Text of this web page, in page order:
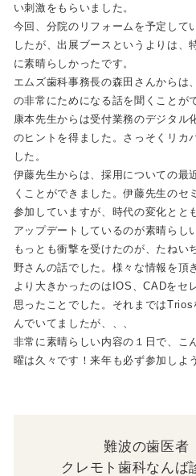
い刺激をもらいました。
今回、分院のリフォームを予定して
したが、出展ブースというよりは、
に素晴らしかったです。
エムズ歯科事務長の森田さんからは
の非常にためになる話を聞くことが
康本先生からは受付業務のデジタル
のヒントを得ました。さっそくリカ
した。
伊藤先生からは、採用についての最
くことができました。伊藤先生のセ
参加していますが、時代の変化とと
アップデートしているのが素晴らし
もっとも衝撃を受けたのが、たねい
野さんの話でした。様々な情報を頂
より大きかったのはIOS、CADをセ
思ったことでした。それまではTrios
んでいてましたが、、、
非常に素晴らしい内容の１日で、こ
曜は久々です！来年も必ず参加しよ
難波の歯医者
クレモト歯科なんば